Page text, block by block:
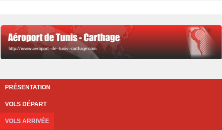
PRÉSENTATION
VOLS DÉPART
VOLS ARRIVÉE